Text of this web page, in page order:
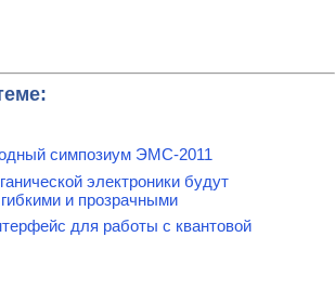
симпозиум ЭМС-2011
электроники будут
и прозрачными
для работы с квантовой